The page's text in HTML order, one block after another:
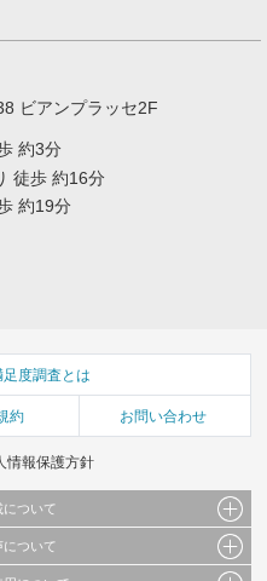
ビアンプラッセ2F
約3分
徒歩 約16分
約19分
度調査とは
約 お問い合わせ
情報保護方針
について
イラスト、画像データ等）及びこれらの配
ついて